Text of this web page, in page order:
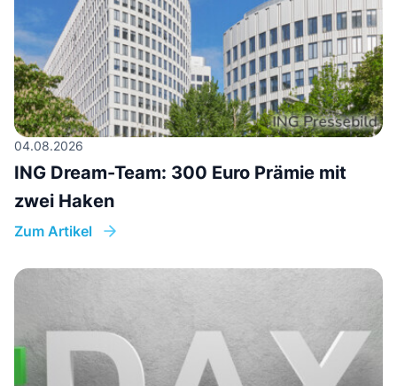
04.08.2026
ING Dream-Team: 300 Euro Prämie mit
zwei Haken
Zum Artikel